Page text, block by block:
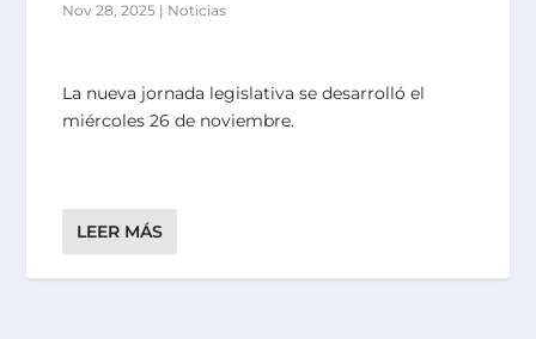
Nov 28, 2025 | Noticias
La nueva jornada legislativa se desarrolló el
miércoles 26 de noviembre.
LEER MÁS